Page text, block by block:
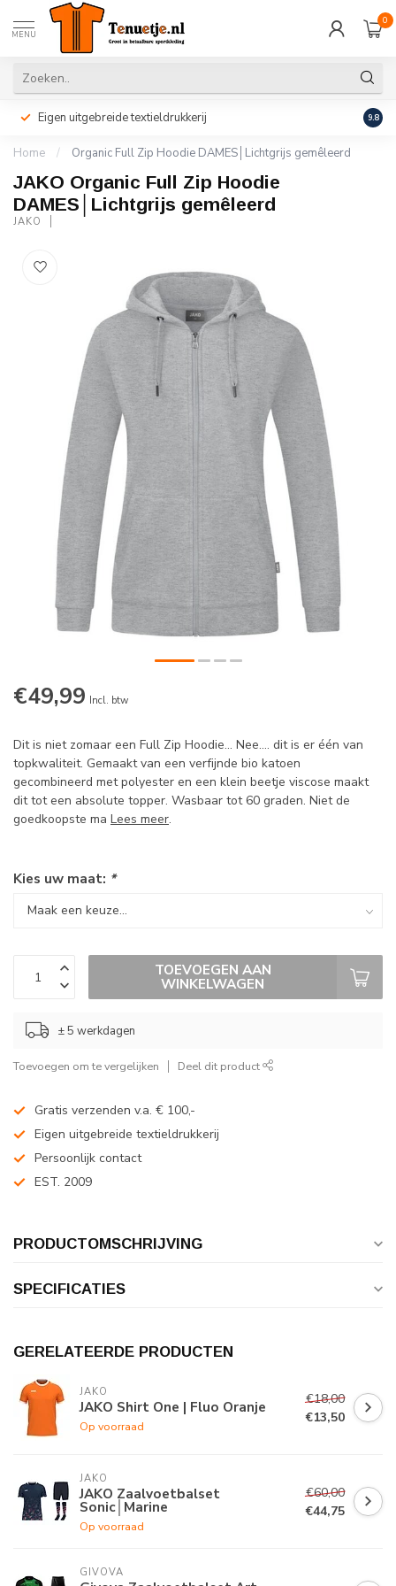
MENU
0
Eigen uitgebreide textieldrukkerij 9.8
Home / Organic Full Zip Hoodie DAMES│Lichtgrijs gemêleerd
JAKO Organic Full Zip Hoodie
DAMES│Lichtgrijs gemêleerd
JAKO
€49,99 Incl. btw
Dit is niet zomaar een Full Zip Hoodie... Nee.... dit is er één van
topkwaliteit. Gemaakt van een verfijnde bio katoen
gecombineerd met polyester en een klein beetje viscose maakt
dit tot een absolute topper. Wasbaar tot 60 graden. Niet de
goedkoopste ma Lees meer.
Kies uw maat: *
TOEVOEGEN AAN
WINKELWAGEN
± 5 werkdagen
Toevoegen om te vergelijken Deel dit product
Gratis verzenden v.a. € 100,-
Eigen uitgebreide textieldrukkerij
Persoonlijk contact
EST. 2009
PRODUCTOMSCHRIJVING
SPECIFICATIES
GERELATEERDE PRODUCTEN
JAKO
JAKO Shirt One | Fluo Oranje
Op voorraad
€18,00
€13,50
JAKO
JAKO Zaalvoetbalset
Sonic│Marine
Op voorraad
€60,00
€44,75
GIVOVA